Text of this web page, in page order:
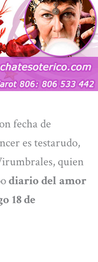
fecha de
es testarudo,
quien
diario del amor
18de